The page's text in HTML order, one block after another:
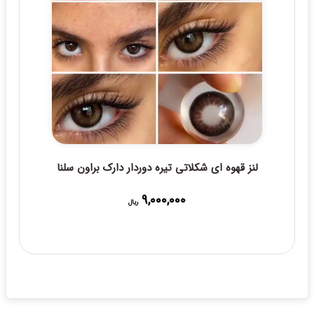
لنز قهوه ای شکلاتی تیره دوردار دارک براون سلنا
9,000,000 ریال